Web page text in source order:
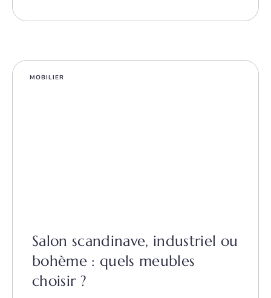
MOBILIER
Salon scandinave, industriel ou
bohème : quels meubles
choisir ?